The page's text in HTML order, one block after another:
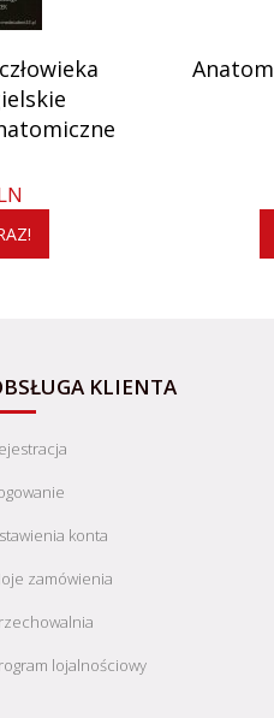
KLIENTA
konta
zamówienia
lojalnościowy